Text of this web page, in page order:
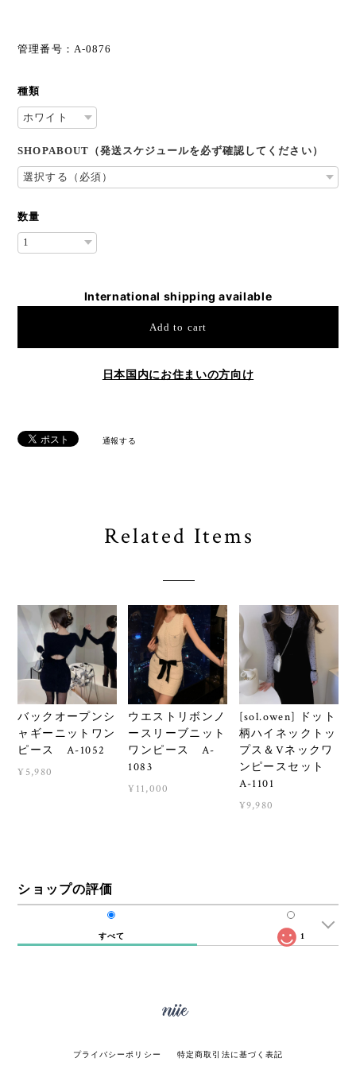
管理番号：A-0876
種類
SHOPABOUT（発送スケジュールを必ず確認してください）
数量
International shipping available
Add to cart
日本国内にお住まいの方向け
通報する
Related Items
バックオープンシ
ャギーニットワン
ピース A-1052
¥5,980
ウエストリボンノ
ースリーブニット
ワンピース A-
1083
¥11,000
[sol.owen] ドット
柄ハイネックトッ
プス＆Vネックワ
ンピースセット
A-1101
¥9,980
ショップの評価
すべて 1
プライバシーポリシー 特定商取引法に基づく表記